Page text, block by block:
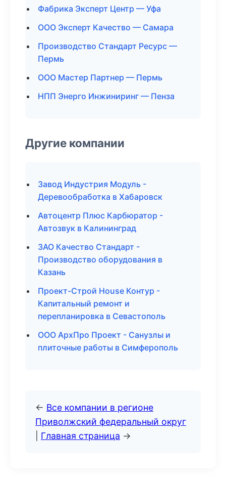
Фабрика Эксперт Центр — Уфа
ООО Эксперт Качество — Самара
Производство Стандарт Ресурс —
Пермь
ООО Мастер Партнер — Пермь
НПП Энерго Инжиниринг — Пенза
Другие компании
Завод Индустрия Модуль -
Деревообработка в Хабаровск
Автоцентр Плюс Карбюратор -
Автозвук в Калининград
ЗАО Качество Стандарт -
Производство оборудования в
Казань
Проект-Строй House Контур -
Капитальный ремонт и
перепланировка в Севастополь
ООО АрхПро Проект - Санузлы и
плиточные работы в Симферополь
← Все компании в регионе
Приволжский федеральный округ
Главная страница →